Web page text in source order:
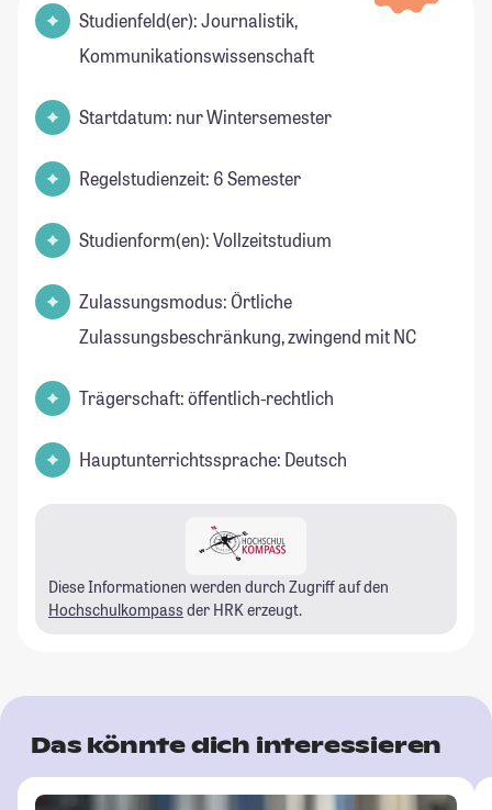
Studienfeld(er): Journalistik,
Kommunikationswissenschaft
Startdatum: nur Wintersemester
Regelstudienzeit: 6 Semester
Studienform(en): Vollzeitstudium
Zulassungsmodus: Örtliche
Zulassungsbeschränkung, zwingend mit NC
Trägerschaft: öffentlich-rechtlich
Hauptunterrichtssprache: Deutsch
Diese Informationen werden durch Zugriff auf den
Hochschulkompass der HRK erzeugt.
Das könnte dich interessieren